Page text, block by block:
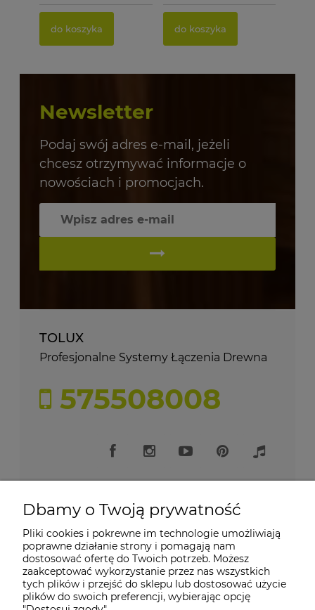
do koszyka do koszyka
Newsletter
Podaj swój adres e-mail, jeżeli
chcesz otrzymywać informacje o
nowościach i promocjach.
TOLUX
Profesjonalne Systemy Łączenia Drewna
575508008
Moje konto
Płatności i dostawa
Dbamy o Twoją prywatność
Pliki cookies i pokrewne im technologie umożliwiają
poprawne działanie strony i pomagają nam
dostosować ofertę do Twoich potrzeb. Możesz
zaakceptować wykorzystanie przez nas wszystkich
tych plików i przejść do sklepu lub dostosować użycie
plików do swoich preferencji, wybierając opcję